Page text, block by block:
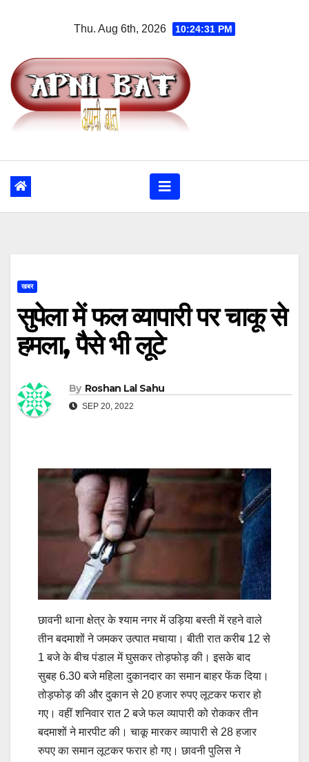
Thu. Aug 6th, 2026 10:24:32 PM
खबर
सुपेला में फल व्यापारी पर चाकू से
हमला, पैसे भी लूटे
By Roshan Lal Sahu
SEP 20, 2022
छावनी थाना क्षेत्र के श्याम नगर में उड़िया बस्ती में रहने वाले
तीन बदमाशों ने जमकर उत्पात मचाया। बीती रात करीब 12 से
1 बजे के बीच पंडाल में घुसकर तोड़फोड़ की। इसके बाद
सुबह 6.30 बजे महिला दुकानदार का समान बाहर फेंक दिया।
तोड़फोड़ की और दुकान से 20 हजार रुपए लूटकर फरार हो
गए। वहीं शनिवार रात 2 बजे फल व्यापारी को रोककर तीन
बदमाशों ने मारपीट की। चाकू मारकर व्यापारी से 28 हजार
रुपए का समान लूटकर फरार हो गए। छावनी पुलिस ने